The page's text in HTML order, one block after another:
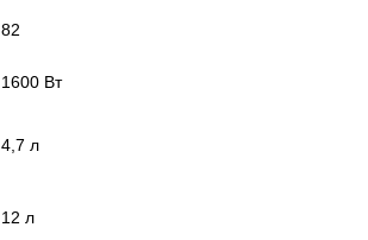
82
1600 Вт
4,7 л
12 л